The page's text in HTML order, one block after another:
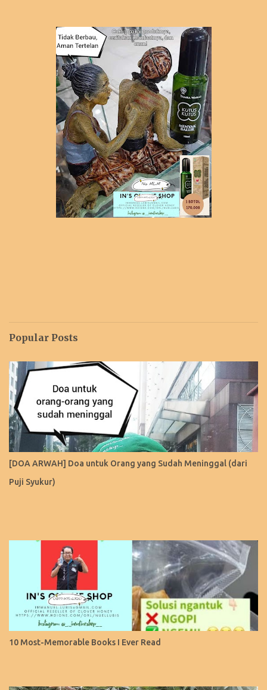
Popular Posts
[DOA ARWAH] Doa untuk Orang yang Sudah Meninggal (dari
Puji Syukur)
10 Most-Memorable Books I Ever Read